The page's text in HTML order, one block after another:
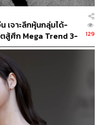
AUTHOR
จันทร์ดร
THE STANDARD WEALTH
เจาะลึกหุ้นกลุ่มได้-
สู้ศึก Mega Trend 3-
129